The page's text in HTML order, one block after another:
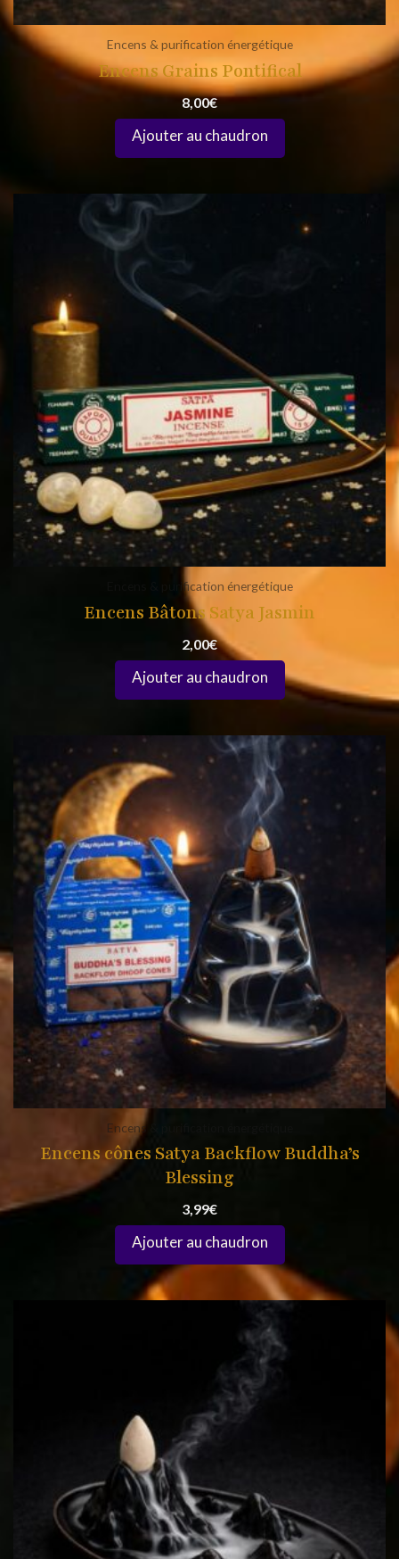
Encens & purification énergétique
Encens Grains Pontifical
8,00€
Encens & purification énergétique
Encens Bâtons Satya Jasmin
2,00€
Encens & purification énergétique
Encens cônes Satya Backflow Buddha’s
Blessing
3,99€